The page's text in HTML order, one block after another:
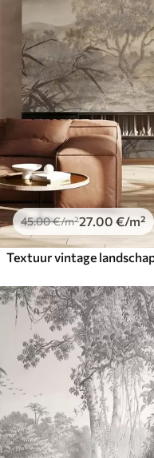
45.00€/m²27 .00 €/m²